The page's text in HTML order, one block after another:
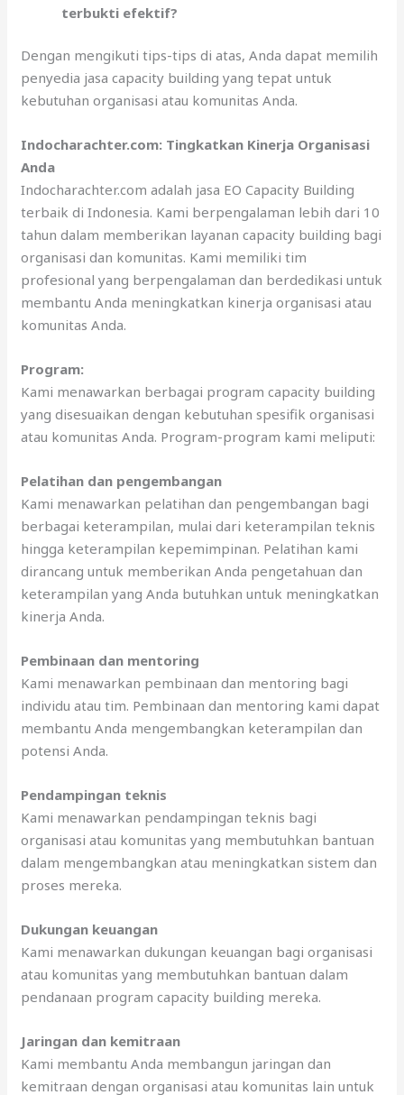
terbukti efektif?
Dengan mengikuti tips-tips di atas, Anda dapat memilih
penyedia jasa capacity building yang tepat untuk
kebutuhan organisasi atau komunitas Anda.
Indocharachter.com: Tingkatkan Kinerja Organisasi
Anda
Indocharachter.com adalah jasa EO Capacity Building
terbaik di Indonesia. Kami berpengalaman lebih dari 10
tahun dalam memberikan layanan capacity building bagi
organisasi dan komunitas. Kami memiliki tim
profesional yang berpengalaman dan berdedikasi untuk
membantu Anda meningkatkan kinerja organisasi atau
komunitas Anda.
Program:
Kami menawarkan berbagai program capacity building
yang disesuaikan dengan kebutuhan spesifik organisasi
atau komunitas Anda. Program-program kami meliputi:
Pelatihan dan pengembangan
Kami menawarkan pelatihan dan pengembangan bagi
berbagai keterampilan, mulai dari keterampilan teknis
hingga keterampilan kepemimpinan. Pelatihan kami
dirancang untuk memberikan Anda pengetahuan dan
keterampilan yang Anda butuhkan untuk meningkatkan
kinerja Anda.
Pembinaan dan mentoring
Kami menawarkan pembinaan dan mentoring bagi
individu atau tim. Pembinaan dan mentoring kami dapat
membantu Anda mengembangkan keterampilan dan
potensi Anda.
Pendampingan teknis
Kami menawarkan pendampingan teknis bagi
organisasi atau komunitas yang membutuhkan bantuan
dalam mengembangkan atau meningkatkan sistem dan
proses mereka.
Dukungan keuangan
Kami menawarkan dukungan keuangan bagi organisasi
atau komunitas yang membutuhkan bantuan dalam
pendanaan program capacity building mereka.
Jaringan dan kemitraan
Kami membantu Anda membangun jaringan dan
kemitraan dengan organisasi atau komunitas lain untuk